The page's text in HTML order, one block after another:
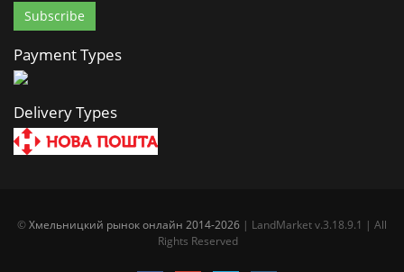
Payment Types
Delivery Types
©Хмельницкий рынок онлайн 2014-2026 | LandMarket v.3.18.9.1 | All
Rights Reserved